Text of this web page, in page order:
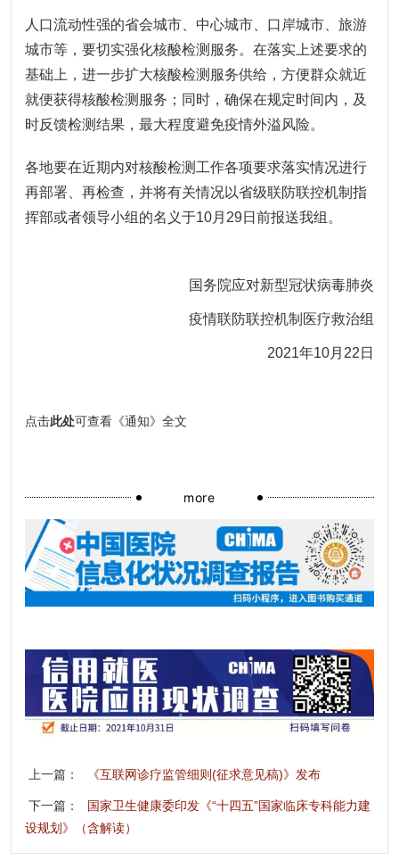
人口流动性强的省会城市、中心城市、口岸城市、旅游
城市等，要切实强化核酸检测服务。在落实上述要求的
基础上，进一步扩大核酸检测服务供给，方便群众就近
就便获得核酸检测服务；同时，确保在规定时间内，及
时反馈检测结果，最大程度避免疫情外溢风险。
各地要在近期内对核酸检测工作各项要求落实情况进行
再部署、再检查，并将有关情况以省级联防联控机制指
挥部或者领导小组的名义于10月29日前报送我组。
国务院应对新型冠状病毒肺炎
疫情联防联控机制医疗救治组
2021年10月22日
点击此处可查看《通知》全文
more
上一篇： 《互联网诊疗监管细则(征求意见稿)》发布
下一篇：
国家卫生健康委印发《“十四五”国家临床专科能力建
设规划》（含解读）